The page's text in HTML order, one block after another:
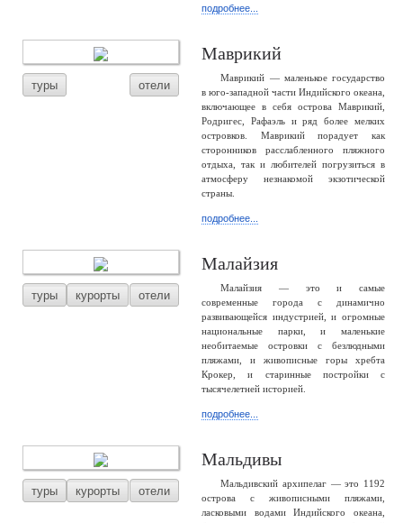
подробнее...
туры отели
Маврикий
Маврикий — маленькое государство
в юго-западной части Индийского океана,
включающее в себя острова Маврикий,
Родригес, Рафаэль и ряд более мелких
островков. Маврикий порадует как
сторонников расслабленного пляжного
отдыха, так и любителей погрузиться в
атмосферу незнакомой экзотической
страны.
подробнее...
туры курорты отели
Малайзия
Малайзия — это и самые
современные города с динамично
развивающейся индустрией, и огромные
национальные парки, и маленькие
необитаемые островки с безлюдными
пляжами, и живописные горы хребта
Крокер, и старинные постройки с
тысячелетней историей.
подробнее...
туры курорты отели
Мальдивы
Мальдивский архипелаг — это 1192
острова с живописными пляжами,
ласковыми водами Индийского океана,